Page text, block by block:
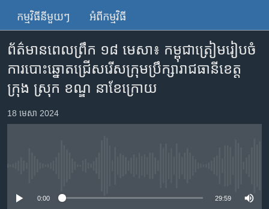
ទំព័រ​
ព័ត៌មាន​​
ម្តង
រំលង​
និង​
រំលង​
ចិន
ហេឡូវីអូអេ
កម្ពុជាច្នៃប្រតិដ្ឋ
ព្រឹត្តិការណ៍ព័ត៌មាន
ទូរទស្សន៍ / វីដេអូ​
SUBSCRIBE
Spotify
កម្មវិធី​នីមួយៗ អំពី​កម្មវិធី​
ព័ត៌មានពេលព្រឹក ១៨ មេសា៖ កម្ពុជាត្រៀមរៀបចំ
ការបោះឆ្នោតជ្រើសរើសក្រុមប្រឹក្សារាជធានីខេត្ត
ក្រុង ស្រុក ខណ្ឌ នាខែក្រោយ
18 មេសា 2024
0:00 29:59